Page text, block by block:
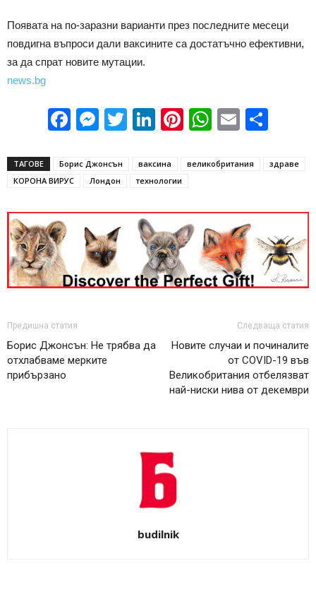
Появата на по-заразни варианти през последните месеци
повдигна въпроси дали ваксините са достатъчно ефективни,
за да спрат новите мутации.
news.bg
Facebook
Messenger
Twitter
LinkedIn
Pinterest
WhatsApp
Email
ТАГОВЕ Борис Джонсън ваксина великобритания
здраве
КОРОНА ВИРУС
Лондон технологии
Предишна статия
Борис Джонсън: Не трябва да
отхлабваме мерките
прибързано
Следваща статия
Новите случаи и починалите
от COVID-19 във
Великобритания отбелязват
най-ниски нива от декември
budilnik